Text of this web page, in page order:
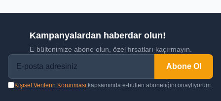
Kampanyalardan haberdar olun!
E-bültenimize abone olun, özel fırsatları kaçırmayın.
Abone Ol
Kişisel Verilerin Korunması kapsamında e-bülten aboneliğini onaylıyorum.